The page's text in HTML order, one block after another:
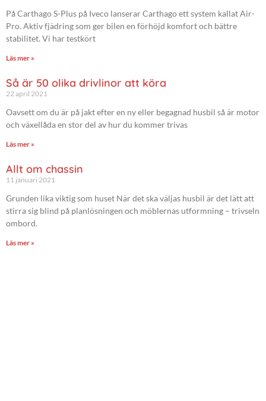
På Carthago S-Plus på Iveco lanserar Carthago ett system kallat Air-
Pro. Aktiv fjädring som ger bilen en förhöjd komfort och bättre
stabilitet. Vi har testkört
Läs mer »
Så är 50 olika drivlinor att köra
22 april 2021
Oavsett om du är på jakt efter en ny eller begagnad husbil så är motor
och växellåda en stor del av hur du kommer trivas
Läs mer »
Allt om chassin
11 januari 2021
Grunden lika viktig som huset När det ska väljas husbil är det lätt att
stirra sig blind på planlösningen och möblernas utformning – trivseln
ombord.
Läs mer »